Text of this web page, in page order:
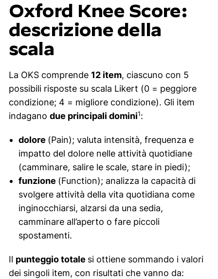
Oxford Knee Score:
descrizione della
scala
La OKS comprende 12 item, ciascuno con 5
possibili risposte su scala Likert (0 = peggiore
condizione; 4 = migliore condizione). Gli item
indagano due principali domini1:
dolore (Pain); valuta intensità, frequenza e
impatto del dolore nelle attività quotidiane
(camminare, salire le scale, stare in piedi);
funzione (Function); analizza la capacità di
svolgere attività della vita quotidiana come
inginocchiarsi, alzarsi da una sedia,
camminare all’aperto o fare piccoli
spostamenti.
Il punteggio totale si ottiene sommando i valori
dei singoli item, con risultati che vanno da: